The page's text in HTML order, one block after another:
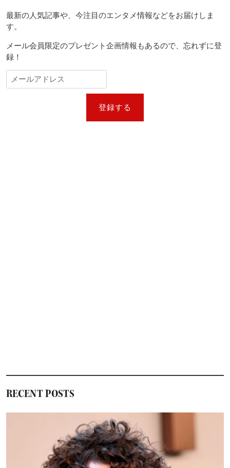
最新の人気記事や、今注目のエンタメ情報などをお届けしま
す。
メール会員限定のプレゼント企画情報もあるので、忘れずに登
録！
登録する
RECENT POSTS